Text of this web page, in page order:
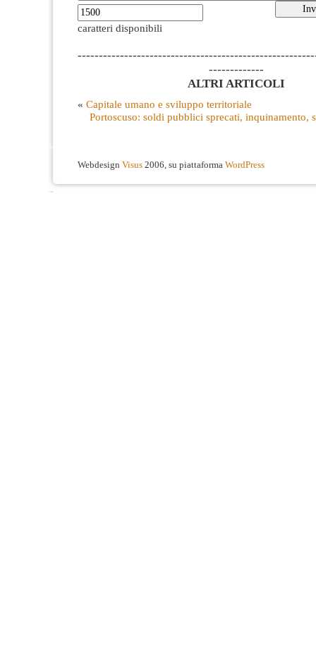
caratteri disponibili
-------------
ALTRI ARTICOLI
« Capitale umano e sviluppo territoriale
Portoscuso: soldi pubblici sprecati, inquinamento,
Webdesign Visus 2006, su piattaforma WordPress